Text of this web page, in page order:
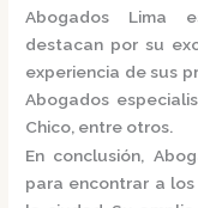
Abogados Lima e
destacan por su
experiencia de sus
Abogados
Chico, entre otros.
En conclusión,
para encontrar a